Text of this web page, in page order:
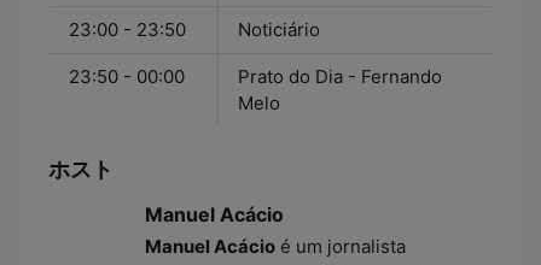
23:00 - 23:50 Noticiário
23:50 - 00:00
Prato do Dia - Fernando
Melo
ホスト
Manuel Acácio
Manuel Acácio é um jornalista